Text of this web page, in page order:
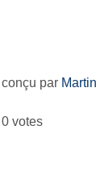
par
votes